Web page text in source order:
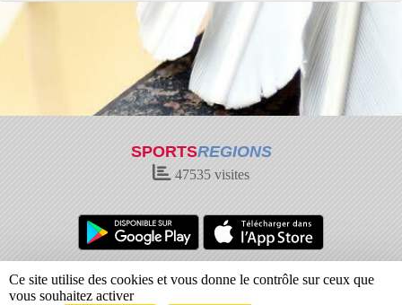
SPORTSREGIONS
47535 visites
Charte cookies
Gestion des cookies
Informations légales
Ce site utilise des cookies et vous donne le contrôle sur ceux que
vous souhaitez activer